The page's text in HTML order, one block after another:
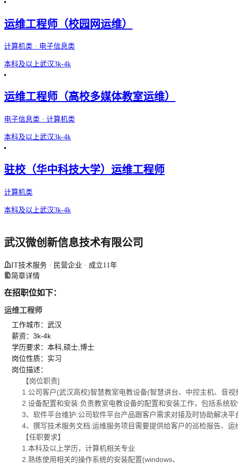
运维工程师（校园网运维）
计算机类 · 电子信息类
本科及以上武汉3k-4k
运维工程师（高校多媒体教室运维）
电子信息类 · 计算机类
本科及以上武汉3k-4k
驻校（华中科技大学）运维工程师
计算机类
本科及以上武汉3k-4k
武汉微创新信息技术有限公司
IT技术服务 · 民营企业 · 成立11年
简章详情
在招职位如下：
运维工程师
工作城市：武汉
薪资：3k-4k
学历要求：本科,硕士,博士
岗位性质：实习
岗位描述：
【岗位职责]
1.公司客户(武汉高校)智慧教室电教设备(智慧讲台、中控主机、音
2.设备配置和安装:负责教室电教设备的配置和安装工作，包括系统
3、软件平台维护:公司软件平台产品跟客户需求对接及时协助解决平
4、撰写技术服务文档:运维服务项目需要提供给客户的巡检报告、
【任职要求】
1.本科及以上学历，计算机相关专业
2.熟练使用相关的操作系统的安装配置(windows、